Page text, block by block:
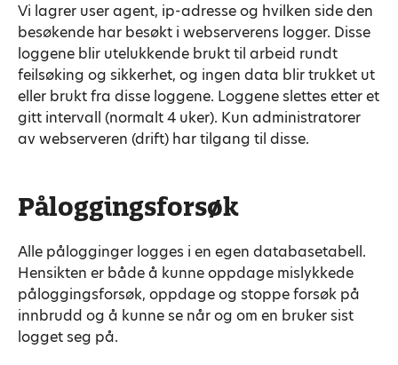
Vi lagrer user agent, ip-adresse og hvilken side den
besøkende har besøkt i webserverens logger. Disse
loggene blir utelukkende brukt til arbeid rundt
feilsøking og sikkerhet, og ingen data blir trukket ut
eller brukt fra disse loggene. Loggene slettes etter et
gitt intervall (normalt 4 uker). Kun administratorer
av webserveren (drift) har tilgang til disse.
Påloggingsforsøk
Alle pålogginger logges i en egen databasetabell.
Hensikten er både å kunne oppdage mislykkede
påloggingsforsøk, oppdage og stoppe forsøk på
innbrudd og å kunne se når og om en bruker sist
logget seg på.